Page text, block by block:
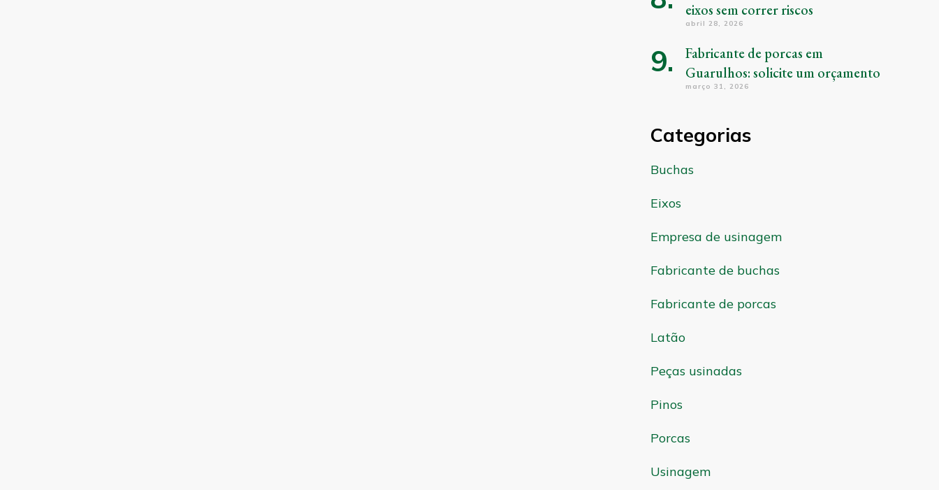
eixos sem correr riscos
abril 28, 2026
Fabricante de porcas em
Guarulhos: solicite um orçamento
março 31, 2026
Categorias
Buchas
Eixos
Empresa de usinagem
Fabricante de buchas
Fabricante de porcas
Latão
Peças usinadas
Pinos
Porcas
Usinagem